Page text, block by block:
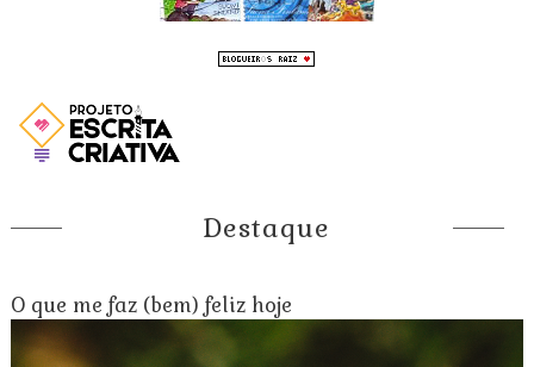
Destaque
O que me faz (bem) feliz hoje